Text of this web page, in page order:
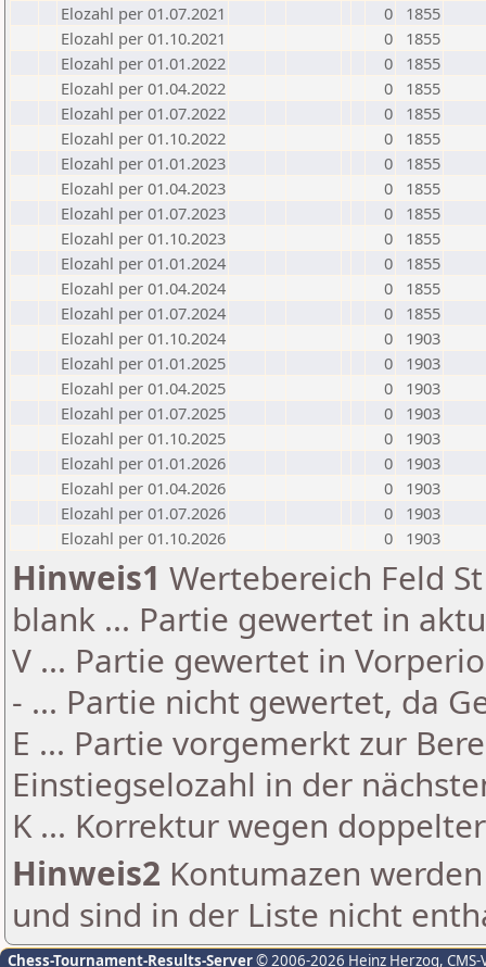
Elozahl per 01.07.2021
0
1855
Elozahl per 01.10.2021
0
1855
Elozahl per 01.01.2022
0
1855
Elozahl per 01.04.2022
0
1855
Elozahl per 01.07.2022
0
1855
Elozahl per 01.10.2022
0
1855
Elozahl per 01.01.2023
0
1855
Elozahl per 01.04.2023
0
1855
Elozahl per 01.07.2023
0
1855
Elozahl per 01.10.2023
0
1855
Elozahl per 01.01.2024
0
1855
Elozahl per 01.04.2024
0
1855
Elozahl per 01.07.2024
0
1855
Elozahl per 01.10.2024
0
1903
Elozahl per 01.01.2025
0
1903
Elozahl per 01.04.2025
0
1903
Elozahl per 01.07.2025
0
1903
Elozahl per 01.10.2025
0
1903
Elozahl per 01.01.2026
0
1903
Elozahl per 01.04.2026
0
1903
Elozahl per 01.07.2026
0
1903
Elozahl per 01.10.2026
0 1903
Hinweis1 Wertebereich Feld
blank ... Partie gewertet in
V ... Partie gewertet in
- ... Partie nicht gewertet, da
E ... Partie vorgemerkt zur
Einstiegselozahl in der
K ... Korrektur wegen
Hinweis2 Kontumazen
und sind in der Liste nicht
Chess-Tournament-Results-Server© 2006-2026 Heinz Herzog,